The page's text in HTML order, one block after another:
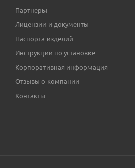
Партнеры
Лицензии и документы
Паспорта изделий
Инструкции по установке
Корпоративная информация
Отзывы о компании
Контакты